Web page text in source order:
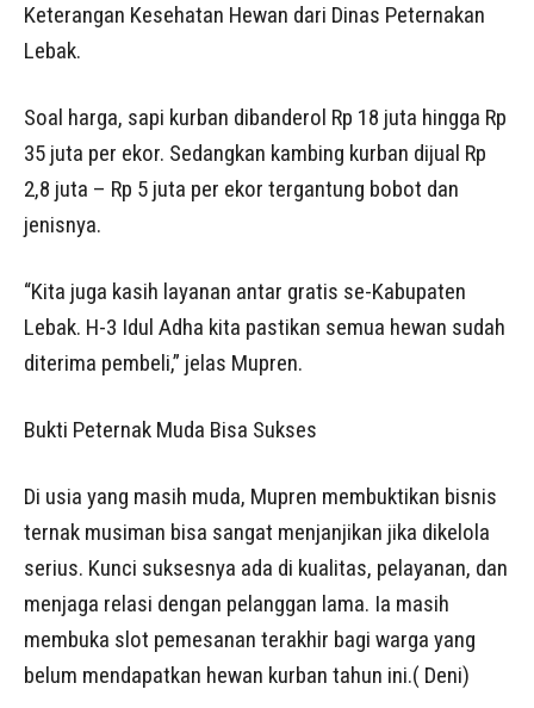
Keterangan Kesehatan Hewan dari Dinas Peternakan
Lebak.
Soal harga, sapi kurban dibanderol Rp 18 juta hingga Rp
35 juta per ekor. Sedangkan kambing kurban dijual Rp
2,8 juta – Rp 5 juta per ekor tergantung bobot dan
jenisnya.
“Kita juga kasih layanan antar gratis se-Kabupaten
Lebak. H-3 Idul Adha kita pastikan semua hewan sudah
diterima pembeli,” jelas Mupren.
Bukti Peternak Muda Bisa Sukses
Di usia yang masih muda, Mupren membuktikan bisnis
ternak musiman bisa sangat menjanjikan jika dikelola
serius. Kunci suksesnya ada di kualitas, pelayanan, dan
menjaga relasi dengan pelanggan lama. Ia masih
membuka slot pemesanan terakhir bagi warga yang
belum mendapatkan hewan kurban tahun ini.( Deni)